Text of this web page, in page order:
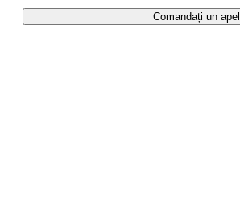
Comandați un apel